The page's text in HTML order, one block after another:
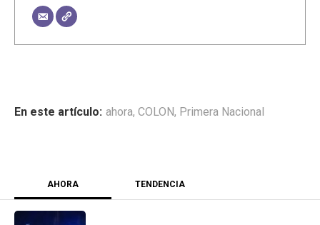
ahora, COLON, Primera Nacional
AHORA TENDENCIA